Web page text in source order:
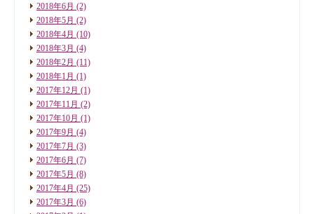
2018年6月 (2)
2018年5月 (2)
2018年4月 (10)
2018年3月 (4)
2018年2月 (11)
2018年1月 (1)
2017年12月 (1)
2017年11月 (2)
2017年10月 (1)
2017年9月 (4)
2017年7月 (3)
2017年6月 (7)
2017年5月 (8)
2017年4月 (25)
2017年3月 (6)